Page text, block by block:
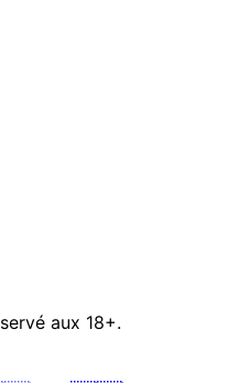
aux 18+.